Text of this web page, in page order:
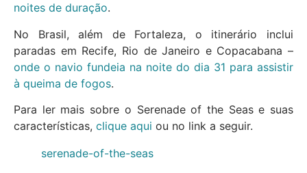
noites de duração.
No Brasil, além de Fortaleza, o itinerário inclui
paradas em Recife, Rio de Janeiro e Copacabana –
onde o navio fundeia na noite do dia 31 para assistir
à queima de fogos.
Para ler mais sobre o Serenade of the Seas e suas
características, clique aqui ou no link a seguir.
serenade-of-the-seas